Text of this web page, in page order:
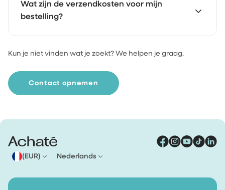
Je kunt betalen met iDEAL, creditcard en PayPal.
Wat zijn de verzendkosten voor mijn
bestelling?
Voor bestellingen onder €30 betaal je €4,95
gratis.
Kun je niet vinden wat je zoekt? We helpen je graag.
Contact opnemen
(EUR) Nederlands